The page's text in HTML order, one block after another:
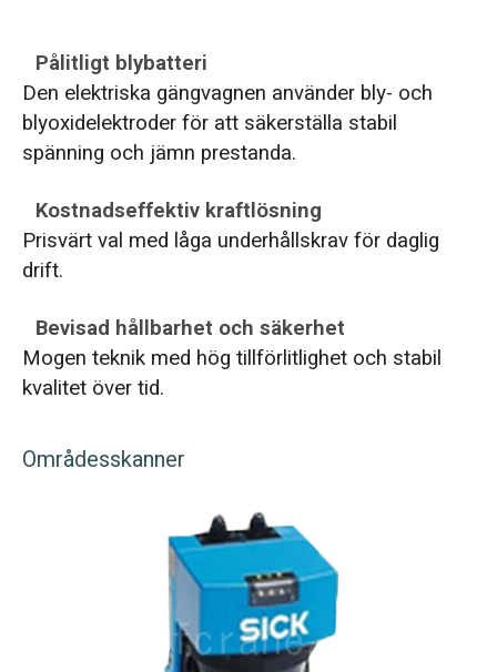
Pålitligt blybatteri
Den elektriska gängvagnen använder bly- och
blyoxidelektroder för att säkerställa stabil
spänning och jämn prestanda.
Kostnadseffektiv kraftlösning
Prisvärt val med låga underhållskrav för daglig
drift.
Bevisad hållbarhet och säkerhet
Mogen teknik med hög tillförlitlighet och stabil
kvalitet över tid.
Områdesskanner